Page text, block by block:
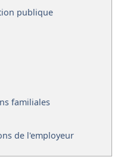
publique
familiales
de l'employeur